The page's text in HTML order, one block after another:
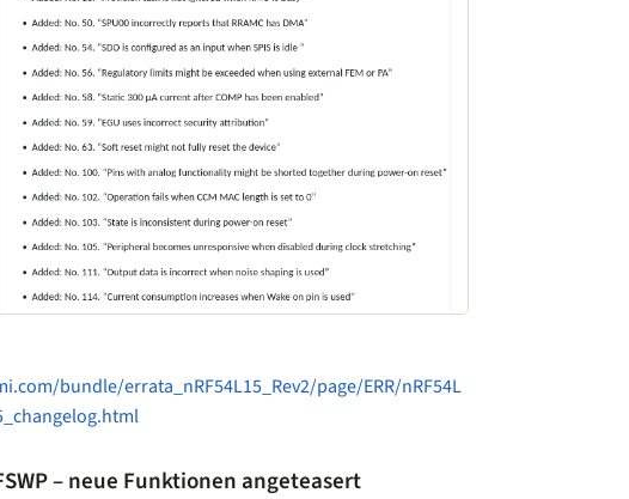
bundle/errata_nRF54L15_Rev2/page/ERR/nRF54L
– neue Funktionen angeteasert